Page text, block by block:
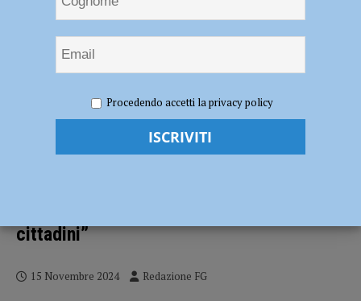
Piacenza: “L’Emilia-Romagna è stata tradita da una sinistra che non
intercetta più i bisogni dei cittadini”
Il ministro Bernini a Piacenza: “L’Emilia-
cittadini”
15 Novembre 2024 Redazione FG
Procedendo accetti la privacy policy